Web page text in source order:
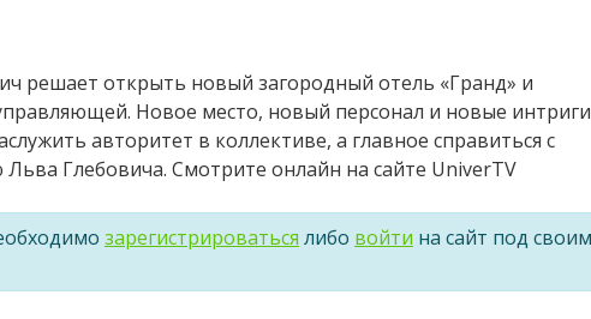
решает открыть новый загородный отель «Гранд» и
Новое место, новый персонал и новые
авторитет в коллективе, а главное справиться с
Глебовича. Смотрите онлайн на сайте UniverTV
зарегистрироваться либо войти на сайт под своим